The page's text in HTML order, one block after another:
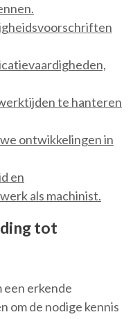
te hanteren
ontwikkelingen in
en
als machinist.
tot
een erkende
om de nodige kennis